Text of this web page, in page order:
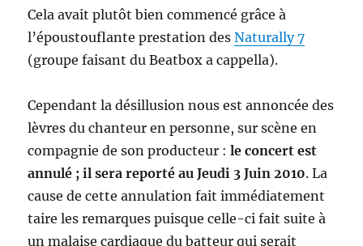
Cela avait plutôt bien commencé grâce à
l’époustouflante prestation desNaturally 7
(groupe faisant du Beatbox a cappella).
Cependant la désillusion nous est annoncée des
lèvres du chanteur en personne, sur scène en
compagnie de son producteur :le concert est
annulé ; il sera reporté au Jeudi 3 Juin 2010. La
cause de cette annulation fait immédiatement
taire les remarques puisque celle-ci fait suite à
un malaise cardiaque du batteur qui serait